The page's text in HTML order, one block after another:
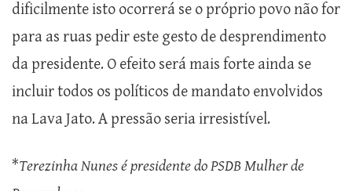
dificilmente isto ocorrerá se o próprio povo não for
para as ruas pedir este gesto de desprendimento
da presidente. O efeito será mais forte ainda se
incluir todos os políticos de mandato envolvidos
na Lava Jato. A pressão seria irresistível.
*Terezinha Nunes é presidente do PSDB Mulher de